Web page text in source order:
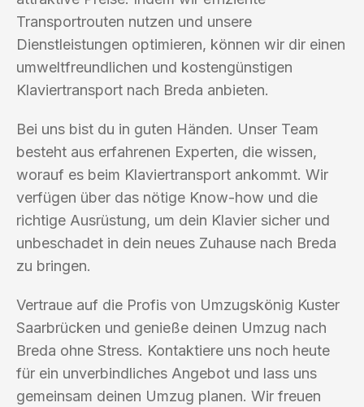
Transportrouten nutzen und unsere
Dienstleistungen optimieren, können wir dir einen
umweltfreundlichen und kostengünstigen
Klaviertransport nach Breda anbieten.
Bei uns bist du in guten Händen. Unser Team
besteht aus erfahrenen Experten, die wissen,
worauf es beim Klaviertransport ankommt. Wir
verfügen über das nötige Know-how und die
richtige Ausrüstung, um dein Klavier sicher und
unbeschadet in dein neues Zuhause nach Breda
zu bringen.
Vertraue auf die Profis von Umzugskönig Kuster
Saarbrücken und genieße deinen Umzug nach
Breda ohne Stress. Kontaktiere uns noch heute
für ein unverbindliches Angebot und lass uns
gemeinsam deinen Umzug planen. Wir freuen